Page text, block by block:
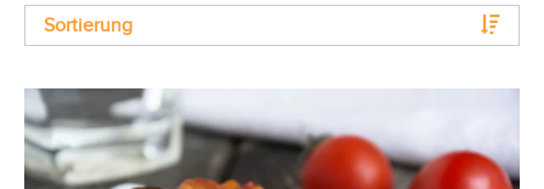
Sortierung